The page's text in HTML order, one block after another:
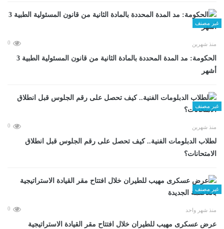
غير مصنف
منذ شهرين 0
الحكومة: مد المدة المحددة بالمادة الثانية من قانون المسئولية الطبية 3
أشهر
غير مصنف
منذ شهرين 0
لطلاب الدبلومات الفنية.. كيف تحصل على رقم الجلوس قبل انطلاق
الامتحانات؟
غير مصنف
منذ شهر واحد 0
عرض عسكرى مهيب للطيران خلال افتتاح مقر القيادة الاستراتيجية